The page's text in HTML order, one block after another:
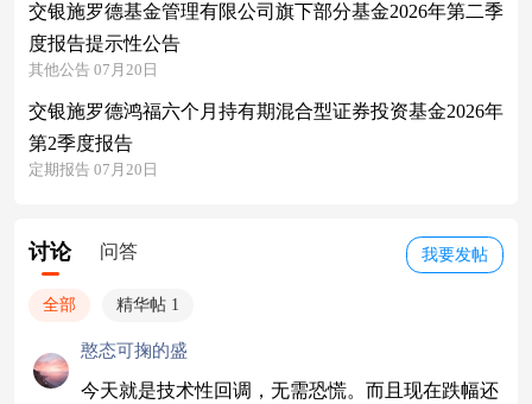
交银施罗德基金管理有限公司旗下部分基金2026年第二季
度报告提示性公告
其他公告 07月20日
交银施罗德鸿福六个月持有期混合型证券投资基金2026年
第2季度报告
定期报告 07月20日
我要发帖
讨论 问答
全部 精华帖 1
憨态可掬的盛
今天就是技术性回调，无需恐慌。而且现在跌幅还